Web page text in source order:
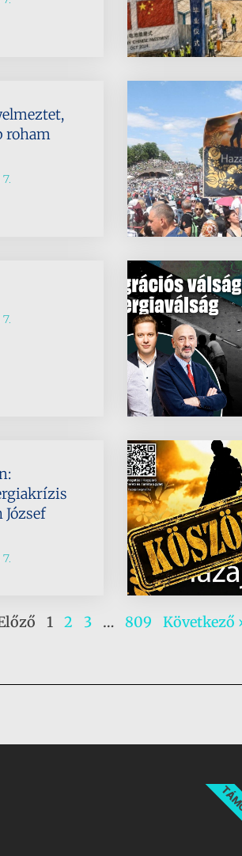
roham
1 2 3 … 809 Következő